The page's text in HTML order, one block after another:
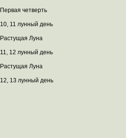
Первая четверть
10, 11 лунный день
Растущая Луна
11, 12 лунный день
Растущая Луна
12, 13 лунный день